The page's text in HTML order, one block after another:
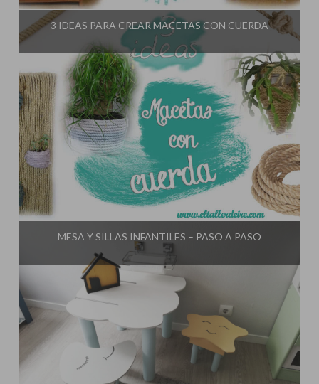
3 IDEAS PARA CREAR MACETAS CON CUERDA
Influencer:El Taller de Ire
MESA Y SILLAS INFANTILES – PASO A PASO